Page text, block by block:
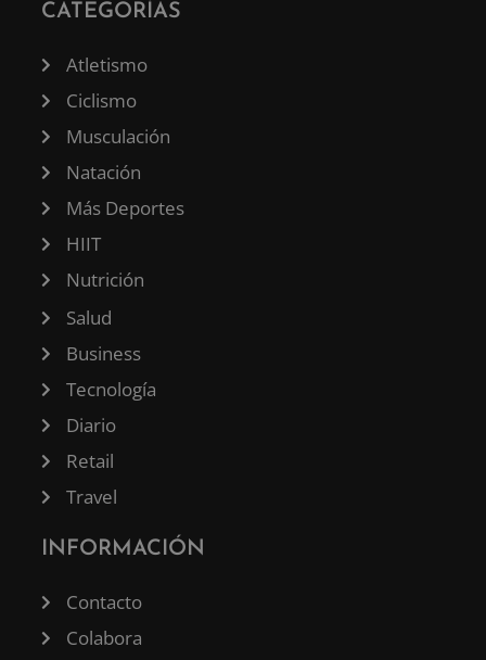
CATEGORÍAS
Atletismo
Ciclismo
Musculación
Natación
Más Deportes
HIIT
Nutrición
Salud
Business
Tecnología
Diario
Retail
Travel
INFORMACIÓN
Contacto
Colabora